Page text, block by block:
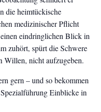
die heimtückische
medizinischer Pflicht
eindringlichen Blick in
zuhört, spürt die Schwere
Willen, nicht aufzugeben.
gern – und so bekommen
Einblicke in